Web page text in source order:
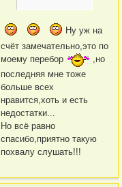
Ну уж на
счёт замечательно,это по
моему перебор
,но
последняя мне тоже
больше всех
нравится,хоть и есть
недостатки...
Но всё равно
спасибо,приятно такую
похвалу слушать!!!